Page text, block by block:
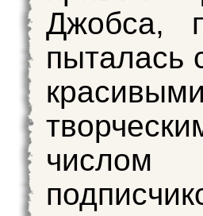
Джобса,
пыталась